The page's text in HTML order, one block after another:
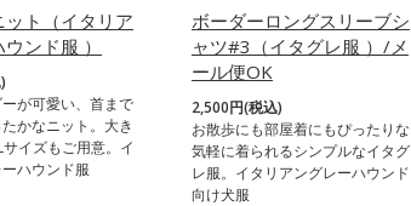
ト（イタリア
ンド服 ）
が可愛い、首まで
かなニット。大き
イズもご用意。イ
ハウンド服
ボーダーロングスリーブシ
ャツ#3（イタグレ服 ）/メ
ール便OK
2,500円(税込)
お散歩にも部屋着にもぴったりな
気軽に着られるシンプルなイタグ
レ服。イタリアングレーハウンド
向け犬服